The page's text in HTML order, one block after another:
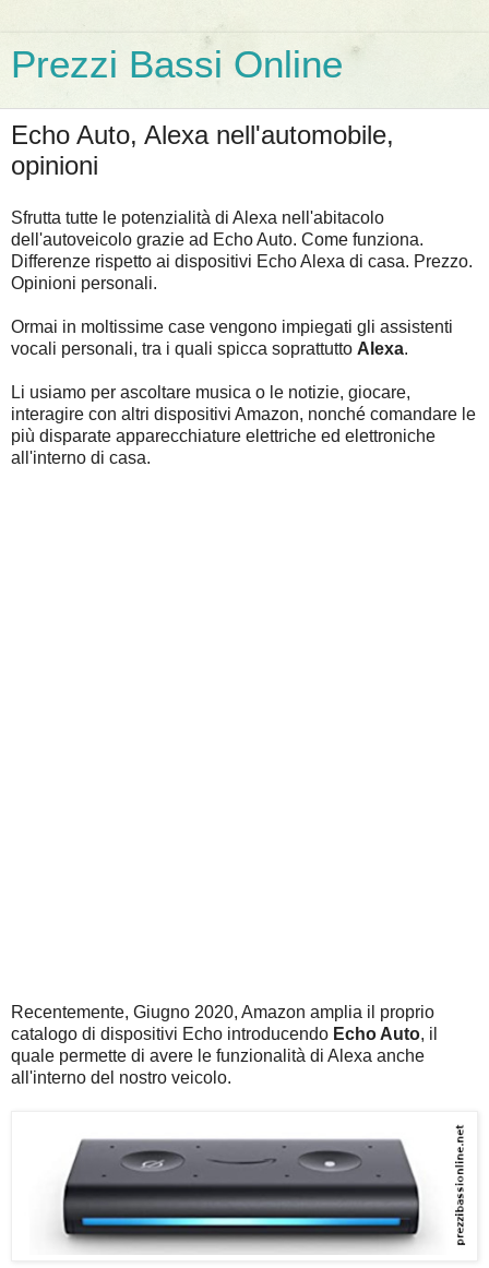
Prezzi Bassi Online
Echo Auto, Alexa nell'automobile,
opinioni
Sfrutta tutte le potenzialità di Alexa nell'abitacolo
dell'autoveicolo grazie ad Echo Auto. Come funziona.
Differenze rispetto ai dispositivi Echo Alexa di casa. Prezzo.
Opinioni personali.
Ormai in moltissime case vengono impiegati gli assistenti
vocali personali, tra i quali spicca soprattutto Alexa.
Li usiamo per ascoltare musica o le notizie, giocare,
interagire con altri dispositivi Amazon, nonché comandare le
più disparate apparecchiature elettriche ed elettroniche
all'interno di casa.
Recentemente, Giugno 2020, Amazon amplia il proprio
catalogo di dispositivi Echo introducendo Echo Auto, il
quale permette di avere le funzionalità di Alexa anche
all'interno del nostro veicolo.